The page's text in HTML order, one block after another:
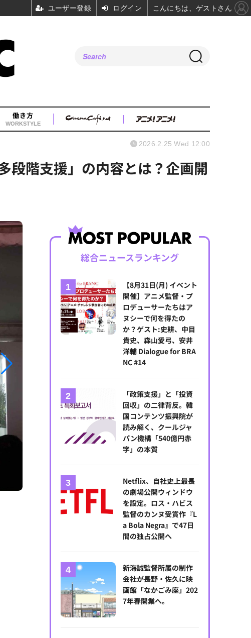
働き方
WORKSTYLE
段階支援」の内容とは？企画開
2026.2.25 Wed 12:00
総合ニュースランキング
【8月31日(月) イベント
開催】アニメ監督・プ
ロデューサーたちはア
ヌシーで何を得たの
か？ゲスト:史耕、中目
貴史、森山愛弓、安井
洋輔 Dialogue for BRA
NC #14
「政策支援」と「投資
回収」の二律背反。韓
国コンテンツ振興院が
読み解く、クールジャ
パン機構「540億円赤
字」の本質
Netflix、自社史上最長
の劇場公開ウィンドウ
を設定。ロス・ハビス
監督のカンヌ受賞作『L
a Bola Negra』で47日
間の独占公開へ
新海誠監督所属の制作
会社が長野・佐久に映
画館「なかごみ座」202
7年春開業へ。
ユーザー登録 ログイン こんにちは、ゲストさん